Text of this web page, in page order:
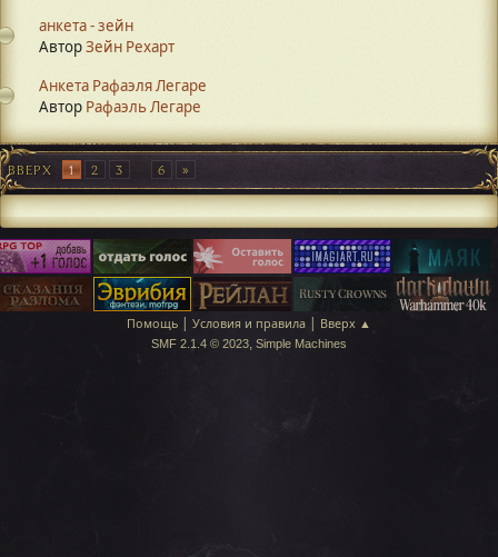
анкета - зейн
АвторЗейн Рехарт
Анкета Рафаэля Легаре
Автор Рафаэль Легаре
ВВЕРХ 1 2 3 6
Помощь | Условия и правила | Вверх ▲
SMF 2.1.4 © 2023, Simple Machines